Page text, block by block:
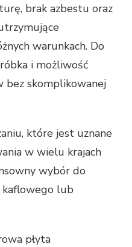
brak azbestu oraz
warunkach. Do
i możliwość
bez skomplikowanej
które jest uznane
w wielu krajach
wybór do
kaflowego lub
płyta